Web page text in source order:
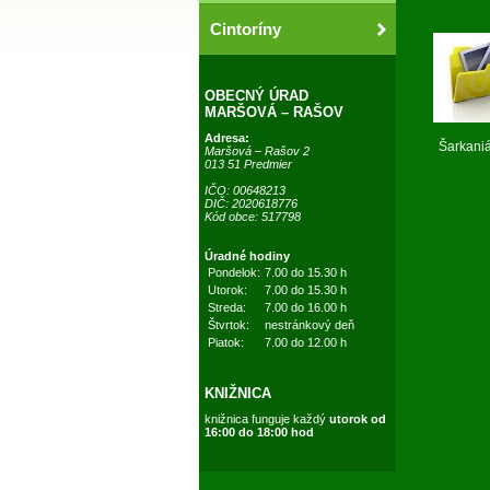
Cintoríny
OBECNÝ ÚRAD
MARŠOVÁ – RAŠOV
Adresa:
Maršová – Rašov 2
013 51 Predmier
IČO: 00648213
DIČ: 2020618776
Kód obce: 517798
Úradné hodiny
Pondelok: 7.00 do 15.30 h
Utorok:
7.00 do 15.30 h
Streda:
7.00 do 16.00 h
Štvrtok:
nestránkový deň
Piatok:
7.00 do 12.00 h
KNIŽNICA
knižnica funguje každý utorok od
16:00 do 18:00 hod